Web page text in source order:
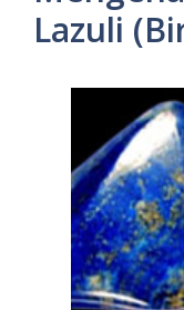
Lazuli